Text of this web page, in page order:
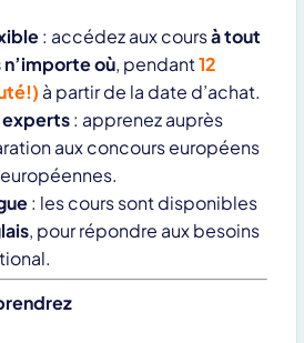
: accédez aux coursà tout
où, pendant12
à partir de la date d’achat.
experts: apprenez auprès
aux concours européens
: les cours sont disponibles
, pour répondre aux besoins